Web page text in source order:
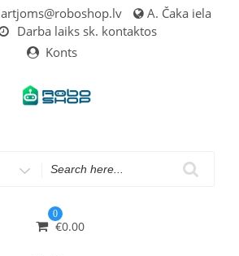
artjoms@roboshop.lv
A. Čaka iela
Darba laiks sk. kontaktos
Konts
0
€0.00